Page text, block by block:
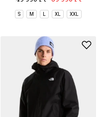
S M XL XXL